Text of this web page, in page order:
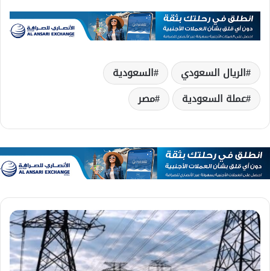
الريال السعودي
السعودية
عملة السعودية
مصر